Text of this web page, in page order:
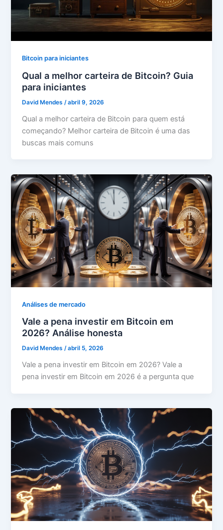
Bitcoin para iniciantes
Qual a melhor carteira de Bitcoin? Guia
para iniciantes
David Mendes /abril 9, 2026
Qual a melhor carteira de Bitcoin para quem está
começando? Melhor carteira de Bitcoin é uma das
buscas mais comuns
Análises de mercado
Vale a pena investir em Bitcoin em
2026? Análise honesta
David Mendes/abril 5, 2026
Vale a pena investir em Bitcoin em 2026? Vale a
pena investir em Bitcoin em 2026 é a pergunta que